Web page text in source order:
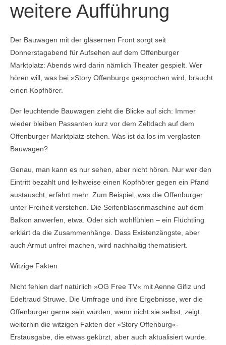
weitere Aufführung
Der Bauwagen mit der gläsernen Front sorgt seit
Donnerstagabend für Aufsehen auf dem Offenburger
Marktplatz: Abends wird darin nämlich Theater gespielt. Wer
hören will, was bei »Story Offenburg« gesprochen wird, braucht
einen Kopfhörer.
Der leuchtende­ Bauwagen zieht die Blicke auf sich: Immer
wieder bleiben Passanten kurz vor dem Zeltdach auf dem
Offenburger Marktplatz stehen. Was ist da los im verglasten
Bauwagen?
Genau, man kann es nur sehen, aber nicht hören. Nur wer den
Eintritt bezahlt und leihweise einen Kopfhörer gegen ein Pfand
austauscht, erfährt mehr. Zum Beispiel, was die Offenburger
unter Freiheit verstehen. Die Seifenblasenmaschine auf dem
Balkon anwerfen, etwa. Oder sich wohlfühlen – ein Flüchtling
erklärt da die Zusammenhänge. Dass Existenzängste, aber
auch Armut unfrei machen, wird nachhaltig thematisiert.
Witzige Fakten
Nicht fehlen darf natürlich »OG Free TV« mit Aenne Gifiz und
Edeltraud Struwe. Die Umfrage und ihre Ergebnisse, wer die
Offenburger gerne sein würden, wenn nicht sie selbst, zeigt
weiterhin die witzigen Fakten der »Story Offenburg«-
Erstausgabe, die etwas gekürzt, aber auch aktualisiert wurde.